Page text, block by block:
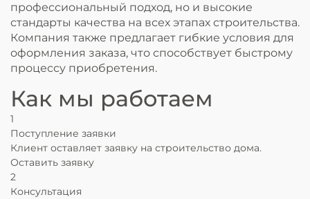
профессиональный подход, но и высокие
стандарты качества на всех этапах строительства.
Компания также предлагает гибкие условия для
оформления заказа, что способствует быстрому
процессу приобретения.
Как мы работаем
1
Поступление заявки
Клиент оставляет заявку на строительство дома.
Оставить заявку
2
Консультация